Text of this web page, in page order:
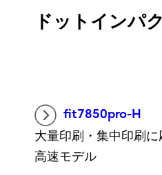
ドットインパ
fit7850pro-H
大量印刷・集中印刷に
高速モデル